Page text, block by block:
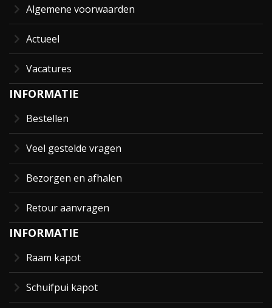
Algemene voorwaarden
Actueel
Vacatures
INFORMATIE
Bestellen
Veel gestelde vragen
Bezorgen en afhalen
Retour aanvragen
INFORMATIE
Raam kapot
Schuifpui kapot